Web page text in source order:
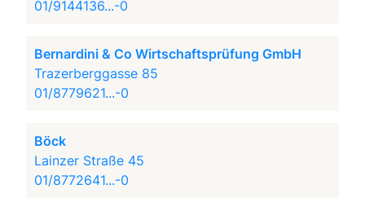
01/9144136...-0
Bernardini & Co Wirtschaftsprüfung GmbH
Trazerberggasse 85
01/8779621...-0
Böck
Lainzer Straße 45
01/8772641...-0